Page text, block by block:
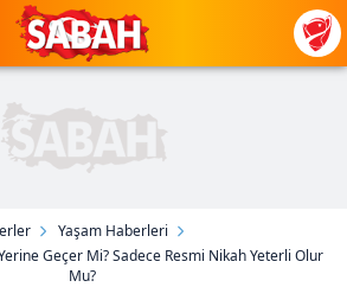
Yaşam Haberleri
Geçer Mi? Sadece Resmi Nikah Yeterli Olur
Mu?